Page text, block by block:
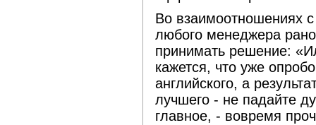
Во взаимоотношениях
любого менеджера
принимать решение:
кажется, что уже
английского, а
лучшего - не падайте
главное, - вовремя